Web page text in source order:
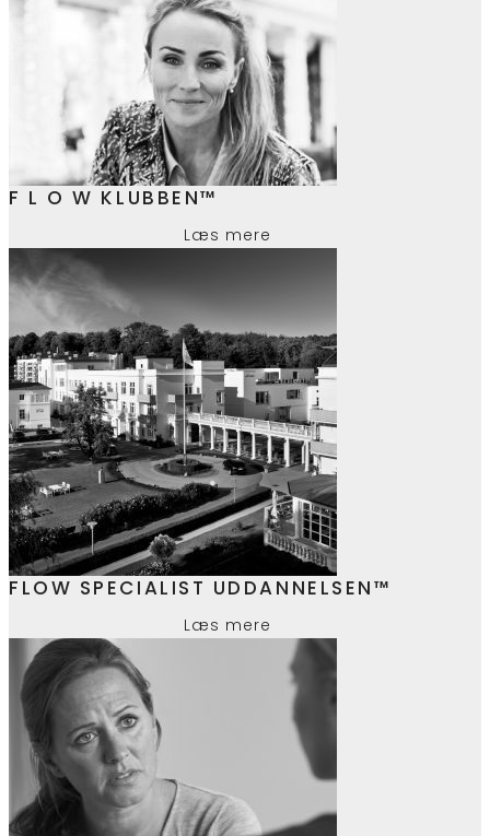
F L O W KLUBBEN™
Læs mere
FLOW SPECIALIST UDDANNELSEN™
Læs mere